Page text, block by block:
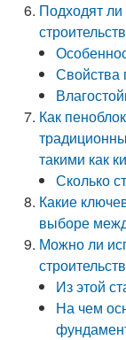
Подходят ли
Свойства
Как
такими как
Сколько
Какие
выборе
Можно ли
Из этой
На чем